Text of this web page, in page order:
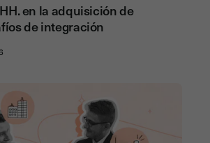
en la adquisición de
de integración